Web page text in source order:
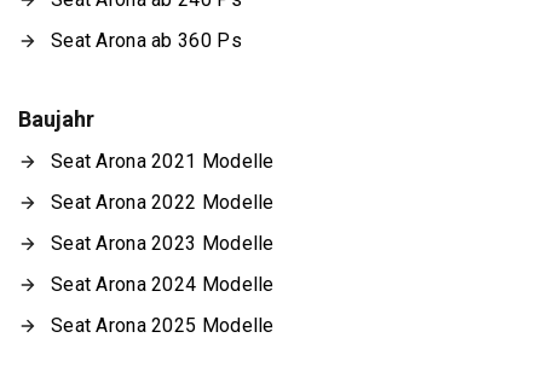
Seat Arona ab 360 Ps
Baujahr
Seat Arona 2021 Modelle
Seat Arona 2022 Modelle
Seat Arona 2023 Modelle
Seat Arona 2024 Modelle
Seat Arona 2025 Modelle